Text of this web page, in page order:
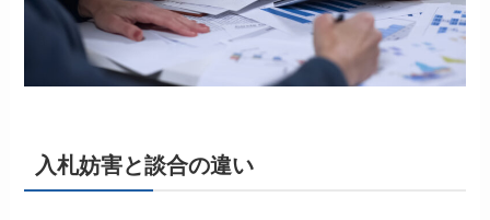
入札妨害と談合の違い